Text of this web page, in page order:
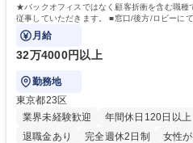
★バックオフィスではなく顧客折衝を含む職
従事していただきます。 ■窓口/後方/ロビーに
客様対応
月給
32万4000円以上
勤務地
東京都23区
業界未経験歓迎
年間休日120日以上
退職金あり
完全週休2日制 女性